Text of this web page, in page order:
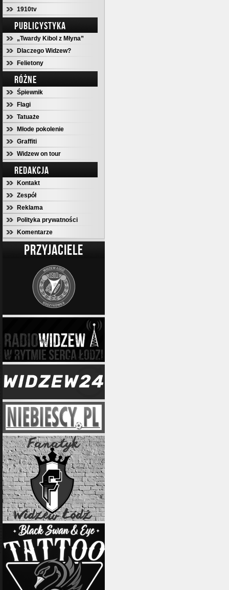
1910tv
PUBLICYSTYKA
„Twardy Kibol z Młyna”
Dlaczego Widzew?
Felietony
RÓŻNE
Śpiewnik
Flagi
Tatuaże
Młode pokolenie
Graffiti
Widzew on tour
REDAKCJA
Kontakt
Zespół
Reklama
Polityka prywatności
Komentarze
PRZYJACIELE